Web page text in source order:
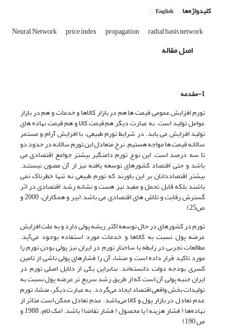
کلیدواژه‌ها English
Neural Network price index propagation radial basis network
اصل مقاله
1-مقدمه
تورم افزایش عمومى قیمت ها هم در بازار کالاها و خدمات و هم در بازار
عوامل تولید است. به عبارت دیگر هم قیمت کالا و هم قیمت نهاده های
تولید افزایش مى یابد. در شرایط تورم طبیعی، با افزایش آرام و مستمر
سالانه قیمت ها مواجه هستیم. نرخ متعادل این تورم سالانه در حدود دو
تا سه درصد است. این نوع تورم دامنگیر بیشتر جوامع اقتصادى مى
باشد و حتى اقتصاد کشورهاى توسعه یافته نیز از آن مصون نیستند.
بیشتر اقتصاددانان بر این باورند که تورم طبیعی نه تنها خطرناک نمى
باشند بلکه قابل تحمل و مفید نیز هست و نشانه رشد اقتصادى در اثر
گسترش رقابت و تلاش هاى اقتصادى مى باشد.(بیر و همکاران، 2000 و
ص25)
تورم در کشورهای در حال توسعه اکثر ریشه پولی دارد و به علت افزایش
عرضه پول نسبت به کالاها و خدمات مورد استفاده بوجود می‌آید.
مطالعات تجربی در رابطه با ساختار تورم در ایران نیز پولی بودن تورم را
مورد تاکید قرار داده است و منشاء آن را فشارهای پولی ناشی از تامین
کسری بودجه دولت دانسته‌اند. بنابراین یکی از دلایل اصلی تورم در
ایران جنبه پولی آن است که از طریق رشد سریع تر عرضه پول نسبت به
تولیدات بخش واقعی اقتصاد ایجاد می‌گردد. به عبارت دیگر، منشاء تورم
عدم تعادل در بازار پول و کالا می‌باشد. عدم تعادل ممکن است متاثر از
نهاده‌ها ( فشار هزینه) یا محصول ( فشار تقاضا) باشد. (مک لام، 1988 و
ص 190)